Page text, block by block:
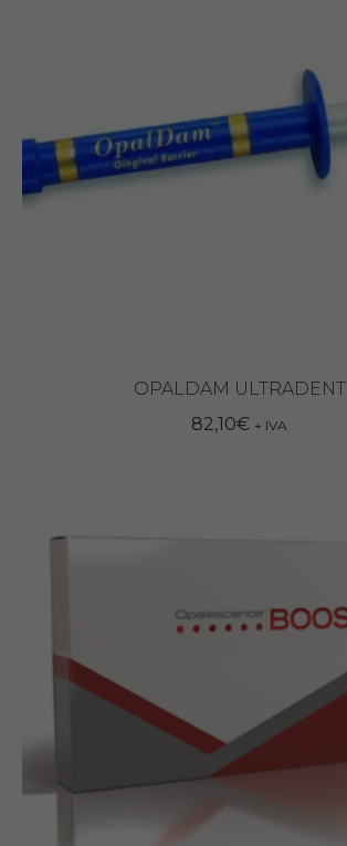
OPALDAM ULTRADENT
82,10€ + IVA